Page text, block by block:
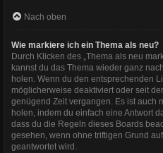
Nach oben
Wie markiere ich ein Thema als neu?
Durch Klicken des „Thema als neu
kannst du das Thema wieder ganz
holen. Wenn du den entsprechenden
möglicherweise deaktiviert oder seit
genügend Zeit vergangen. Es ist auch
holen, indem du einfach eine Antwort
dass du die Regeln dieses Boards
gesehen, wenn ohne triftigen Grund
geantwortet wird.